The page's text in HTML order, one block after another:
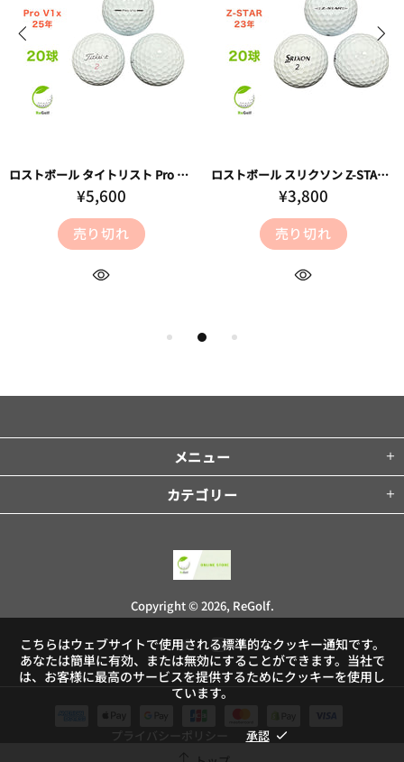
ロストボール タイトリスト Pro V1x ホワイト 2025年モデル 20球 Bランク ゴルフボール
¥5,600
売り切れ
ロストボール スリクソン Z-STAR Zスターホワイト 2023年モデル 20球 Bランク ゴルフボール
¥3,800
売り切れ
メニュー
カテゴリー
Copyright © 2026, ReGolf.
こちらはウェブサイトで使用される標準的なクッキー通知です。
あなたは簡単に有効、または無効にすることができます。当社で
は、お客様に最高のサービスを提供するためにクッキーを使用し
ています。
プライバシーポリシー 承認